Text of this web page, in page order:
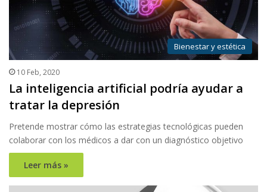
Bienestar y estética
10 Feb, 2020
La inteligencia artificial podría ayudar a
tratar la depresión
Pretende mostrar cómo las estrategias tecnológicas pueden
colaborar con los médicos a dar con un diagnóstico objetivo
Leer más »